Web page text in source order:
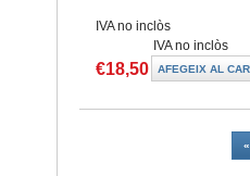
IVA no inclòs
IVA no inclòs
€18,50